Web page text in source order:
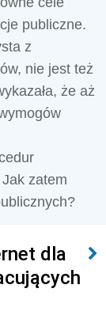
publiczne.
z
nie jest też
że aż
zatem
dla